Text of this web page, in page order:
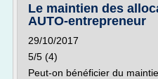
Le maintien des
AUTO-entrepreneur
29/10/2017
5/5 (4)
Peut-on bénéficier du